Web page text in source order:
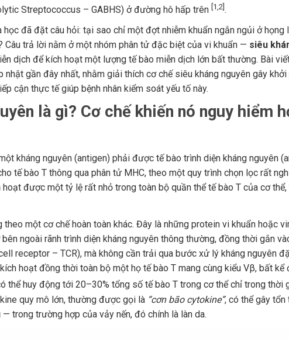
Streptococcus – GABHS) ở đường hô hấp trên [1,2] .
học đã đặt câu hỏi: tại sao chỉ một đợt nhiễm khuẩn ngắn ngủi ở
Câu trả lời nằm ở một nhóm phân tử đặc biệt của vi khuẩn — siêu
dịch để kích hoạt một lượng tế bào miễn dịch lớn bất thường. Bài
nhật gần đây nhất, nhằm giải thích cơ chế siêu kháng nguyên gây
cận thực tế giúp bệnh nhân kiểm soát yếu tố này.
là gì? Cơ chế khiến nó nguy hiểm
kháng nguyên (antigen) phải được tế bào trình diện kháng nguyên
tế bào T thông qua phân tử MHC, theo một quy trình chọn lọc rất
được một tỷ lệ rất nhỏ trong toàn bộ quần thể tế bào T của cơ
theo một cơ chế hoàn toàn khác. Đây là những protein vi khuẩn hoặc
ngoài rãnh trình diện kháng nguyên thông thường, đồng thời gắn
receptor – TCR), mà không cần trải qua bước xử lý kháng nguyên
hoạt đồng thời toàn bộ một họ tế bào T mang cùng kiểu Vβ, bất kể
thể huy động tới 20–30% tổng số tế bào T trong cơ thể chỉ trong thời
quy mô lớn, thường được gọi là “cơn bão cytokine”, có thể gây
trong trường hợp của vảy nến, đó chính là làn da.